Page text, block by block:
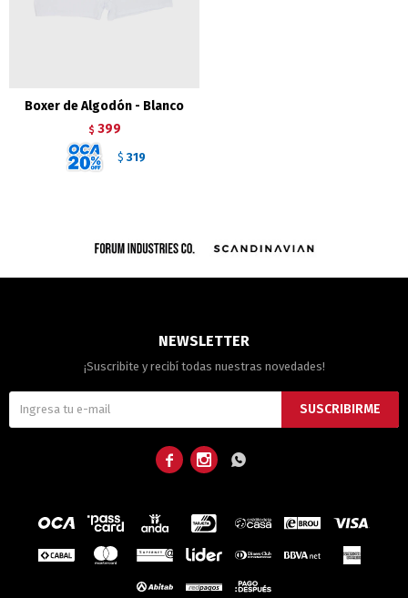
Boxer de Algodón - Blanco
$ 399
$ 319
NEWSLETTER
¡Suscribite y recibí todas nuestras novedades!
SUSCRIBIRME
  